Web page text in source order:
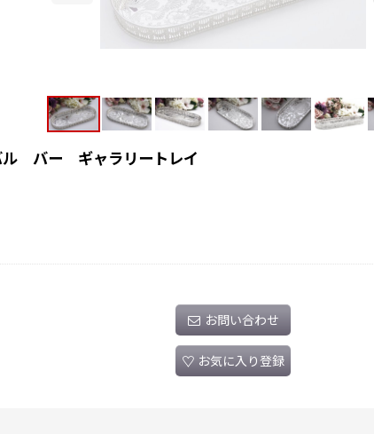
ル バー ギャラリートレイ
お問い合わせ
お気に入り登録